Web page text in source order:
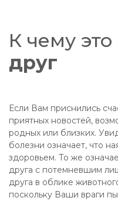
К чему это
друг
Если Вам приснились
приятных новостей,
родных или близких.
болезни означает, что
здоровьем. То же
друга с потемневшим
друга в облике
поскольку Ваши враги